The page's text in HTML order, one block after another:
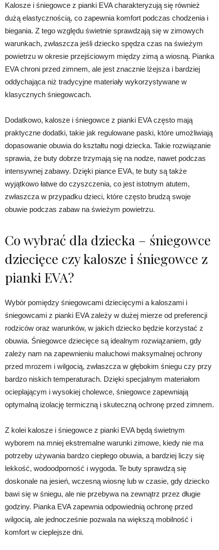
Kalosze i śniegowce z pianki EVA charakteryzują się również
dużą elastycznością, co zapewnia komfort podczas chodzenia i
biegania. Z tego względu świetnie sprawdzają się w zimowych
warunkach, zwłaszcza jeśli dziecko spędza czas na świeżym
powietrzu w okresie przejściowym między zimą a wiosną. Pianka
EVA chroni przed zimnem, ale jest znacznie lżejsza i bardziej
oddychająca niż tradycyjne materiały wykorzystywane w
klasycznych śniegowcach.
Dodatkowo, kalosze i śniegowce z pianki EVA często mają
praktyczne dodatki, takie jak regulowane paski, które umożliwiają
dopasowanie obuwia do kształtu nogi dziecka. Takie rozwiązanie
sprawia, że buty dobrze trzymają się na nodze, nawet podczas
intensywnej zabawy. Dzięki piance EVA, te buty są także
wyjątkowo łatwe do czyszczenia, co jest istotnym atutem,
zwłaszcza w przypadku dzieci, które często brudzą swoje
obuwie podczas zabaw na świeżym powietrzu.
Co wybrać dla dziecka – śniegowce
dziecięce czy kalosze i śniegowce z
pianki EVA?
Wybór pomiędzy śniegowcami dziecięcymi a kaloszami i
śniegowcami z pianki EVA zależy w dużej mierze od preferencji
rodziców oraz warunków, w jakich dziecko będzie korzystać z
obuwia. Śniegowce dziecięce są idealnym rozwiązaniem, gdy
zależy nam na zapewnieniu maluchowi maksymalnej ochrony
przed mrozem i wilgocią, zwłaszcza w głębokim śniegu czy przy
bardzo niskich temperaturach. Dzięki specjalnym materiałom
ocieplającym i wysokiej cholewce, śniegowce zapewniają
optymalną izolację termiczną i skuteczną ochronę przed zimnem.
Z kolei kalosze i śniegowce z pianki EVA będą świetnym
wyborem na mniej ekstremalne warunki zimowe, kiedy nie ma
potrzeby używania bardzo ciepłego obuwia, a bardziej liczy się
lekkość, wodoodporność i wygoda. Te buty sprawdzą się
doskonale na jesień, wczesną wiosnę lub w czasie, gdy dziecko
bawi się w śniegu, ale nie przebywa na zewnątrz przez długie
godziny. Pianka EVA zapewnia odpowiednią ochronę przed
wilgocią, ale jednocześnie pozwala na większą mobilność i
komfort w cieplejsze dni.